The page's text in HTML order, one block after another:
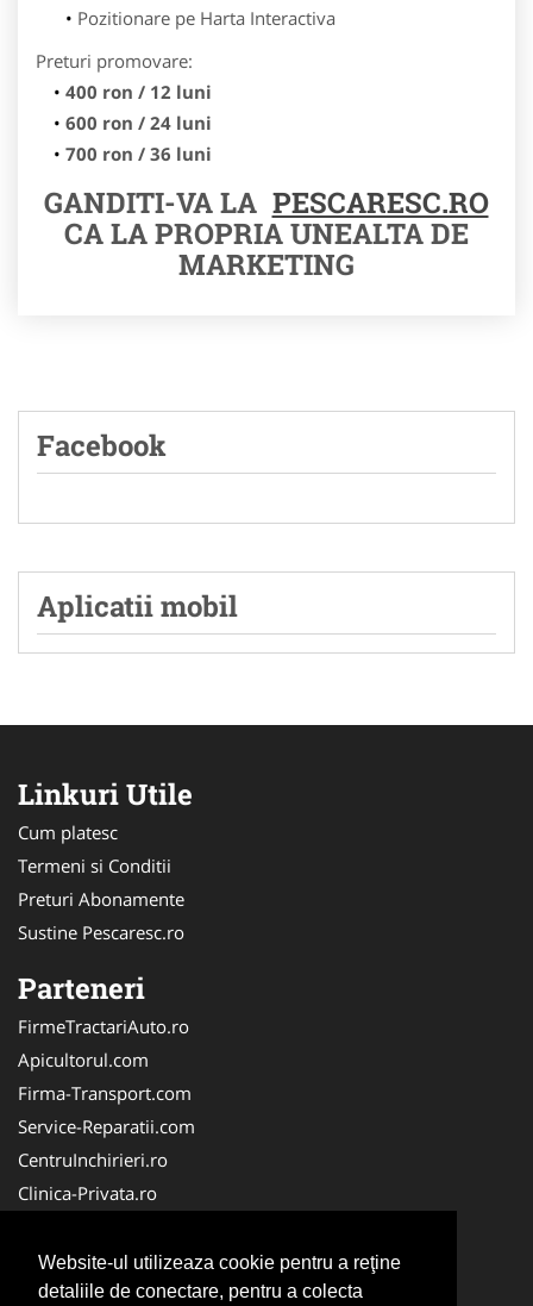
Website-ul utilizeaza cookie pentru a reţine
detaliile de conectare, pentru a colecta
Pozitionare pe Harta Interactiva
Preturi promovare:
400 ron / 12 luni
600 ron / 24 luni
700 ron / 36 luni
GANDITI-VA LA PESCARESC.RO
CA LA PROPRIA UNEALTA DE
MARKETING
Facebook
Aplicatii mobil
Linkuri Utile
Cum platesc
Termeni si Conditii
Preturi Abonamente
Sustine Pescaresc.ro
Parteneri
FirmeTractariAuto.ro
Apicultorul.com
Firma-Transport.com
Service-Reparatii.com
CentruInchirieri.ro
Clinica-Privata.ro
Servicii-DDD.com
Birouri-Cadastru.ro